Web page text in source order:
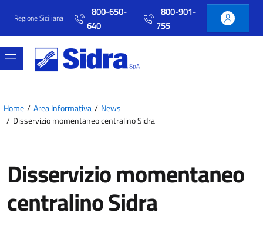
Vai al contenuto principale
Vai al menu principale
Regione Siciliana
800-650-
640
800-901-
755
Home Area Informativa
News
Disservizio momentaneo centralino Sidra
Disservizio momentaneo
centralino Sidra